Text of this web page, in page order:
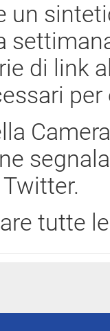
un
di link
tutte